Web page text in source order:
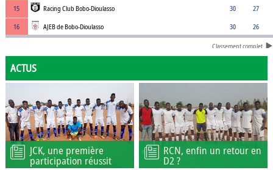
15
Racing Club Bobo-Dioulasso 30
27
16
AJEB de Bobo-Dioulasso 30 26
Classement complet
ACTUS
JCK, une première
participation réussit
RCN, enfin un retour en
D2 ?